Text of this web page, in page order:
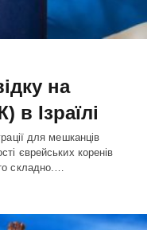
на
Ізраїлі
для мешканців
єврейських коренів
складно.…